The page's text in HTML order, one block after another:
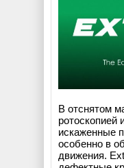
В отснятом
ротоскопией
искаженные
особенно в
движения.